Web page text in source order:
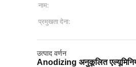
नाम:
प्रमुखता देना:
उत्पाद वर्णन
Anodizing अनुकूलित